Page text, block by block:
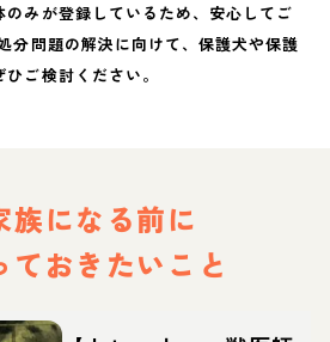
みが登録しているため、安心してご
分問題の解決に向けて、保護犬や保護
ご検討ください。
族になる前に
ておきたいこと